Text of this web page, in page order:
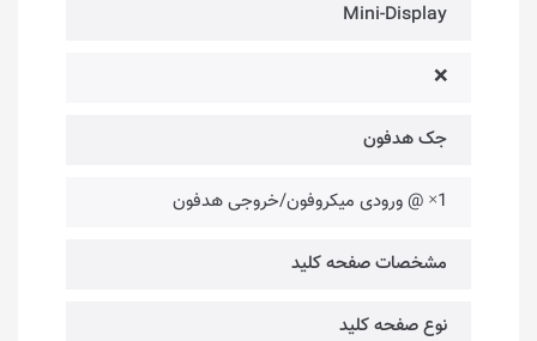
Mini-Display
❌
جک هدفون
1× @ ورودی میکروفون/خروجی هدفون
مشخصات صفحه کلید
نوع صفحه کلید